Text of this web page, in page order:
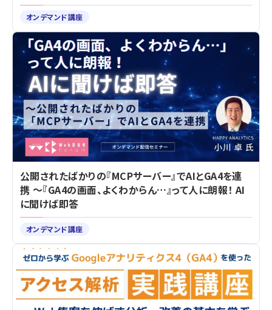
オンデマンド講座
公開されたばかりの『MCPサーバー』でAIとGA4を連
携 ～『GA4の画面、よくわからん…』って人に朗報！ AI
に聞けば即答
オンデマンド講座